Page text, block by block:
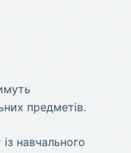
предметів.
навчального